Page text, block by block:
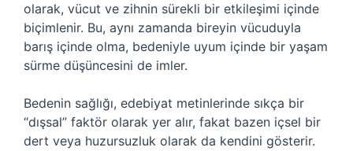
olarak, vücut ve zihnin sürekli bir etkileşimi içinde
biçimlenir. Bu, aynı zamanda bireyin vücuduyla
barış içinde olma, bedeniyle uyum içinde bir yaşam
sürme düşüncesini de imler.
Bedenin sağlığı, edebiyat metinlerinde sıkça bir
“dışsal” faktör olarak yer alır, fakat bazen içsel bir
dert veya huzursuzluk olarak da kendini gösterir.